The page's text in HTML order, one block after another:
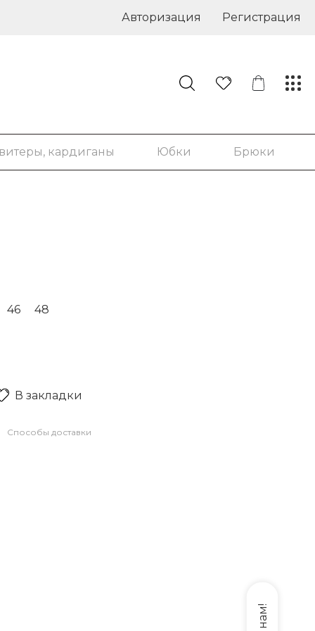
Авторизация Регистрация
кардиганы Юбки Брюки
46 48
В закладки
Способы доставки